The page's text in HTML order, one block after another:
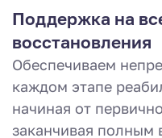
Поддержка на
восстановления
Обеспечиваем
каждом этапе
начиная от
заканчивая полным